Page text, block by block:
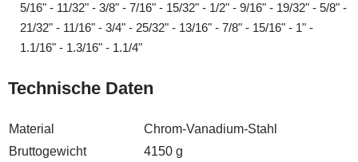
5/16" - 11/32" - 3/8" - 7/16" - 15/32" - 1/2" - 9/16" - 19/32" - 5/8" -
21/32" - 11/16" - 3/4" - 25/32" - 13/16" - 7/8" - 15/16" - 1" -
1.1/16" - 1.3/16" - 1.1/4"
Technische Daten
Material
Chrom-Vanadium-Stahl
Bruttogewicht
4150 g